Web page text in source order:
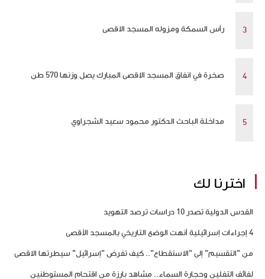
رأس السمكة ومزوله المسجد الاقصى
صخرة في انفاق المسجد الاقصى المبارك يصل وزنها 570 طن
مداخلة الباحث الدكتور محمود سعيد الشجراوي
اخترنا لك
القدس الدولية تصدر 10 دراسات ترصد التهويد
4 إجراءات إسرائيلية أنهت الوضع التاريخي بالمسجد الأقصى
من "التقسيم" إلى "الاستقطاع".. كيف تفرض "إسرائيل" سيطرتها الاقصى
لفائف التفلين وحجارة السماء.. مشاهد بارزة من اقتحام المستوطنين